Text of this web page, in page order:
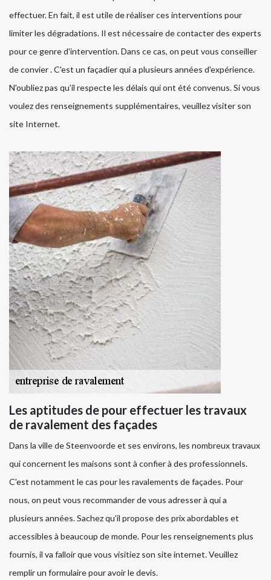
effectuer. En fait, il est utile de réaliser ces interventions pour
limiter les dégradations. Il est nécessaire de contacter des experts
pour ce genre d'intervention. Dans ce cas, on peut vous conseiller
de convier . C'est un façadier qui a plusieurs années d'expérience.
N'oubliez pas qu'il respecte les délais qui ont été convenus. Si vous
voulez des renseignements supplémentaires, veuillez visiter son
site Internet.
Les aptitudes de pour effectuer les travaux
de ravalement des façades
Dans la ville de Steenvoorde et ses environs, les nombreux travaux
qui concernent les maisons sont à confier à des professionnels.
C'est notamment le cas pour les ravalements de façades. Pour
nous, on peut vous recommander de vous adresser à qui a
plusieurs années. Sachez qu'il propose des prix abordables et
accessibles à beaucoup de monde. Pour les renseignements plus
fournis, il va falloir que vous visitiez son site internet. Veuillez
remplir un formulaire pour avoir le devis.